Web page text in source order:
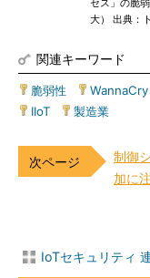
セス」の脆
大） 出典：
関連キーワード
脆弱性 WannaCry
IIoT
製造業
制御
加に
IoTセキュリティ